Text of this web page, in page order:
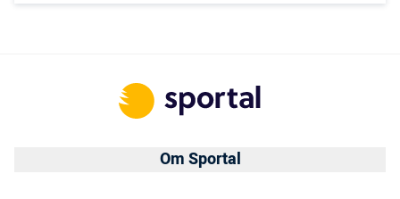
Om Sportal